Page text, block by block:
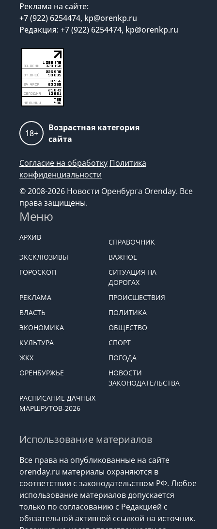
Реклама на сайте:
+7 (922) 6254474, kp@orenkp.ru
Редакция: +7 (922) 6254474, kp@orenkp.ru
18+
Возрастная категория
сайта
Согласие на обработку Политика
конфиденциальности
© 2008-2026 Новости Оренбурга Orenday. Все
права защищены.
Меню
АРХИВ
СПРАВОЧНИК
ЭКСКЛЮЗИВЫ
ВАЖНОЕ
ГОРОСКОП
СИТУАЦИЯ НА
ДОРОГАХ
РЕКЛАМА
ПРОИСШЕСТВИЯ
ВЛАСТЬ
ПОЛИТИКА
ЭКОНОМИКА
ОБЩЕСТВО
КУЛЬТУРА
СПОРТ
ЖКХ
ПОГОДА
ОРЕНБУРЖЬЕ
НОВОСТИ
ЗАКОНОДАТЕЛЬСТВА
РАСПИСАНИЕ ДАЧНЫХ
МАРШРУТОВ-2026
Использование материалов
Все права на опубликованные на сайте
orenday.ru материалы охраняются в
соответствии с законодательством РФ. Любое
использование материалов допускается
только по согласованию с Редакцией с
обязательной активной ссылкой на источник.